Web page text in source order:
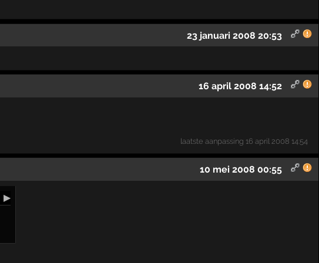
23 januari 2008 20:53
16 april 2008 14:52
laatste aanpassing 16 april 2008 14:54
10 mei 2008 00:55
▶